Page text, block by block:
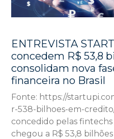
ENTREVISTA
concedem R$ 53,8
consolidam nova
financeira no Brasil
Fonte: https://
r-538-bilhoes-em-
concedido pelas fintechs
chegou a R$ 53,8